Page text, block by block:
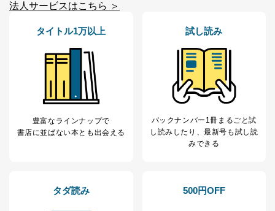
ｅメール等による商品、サービ
採用応募者の方の
個人情報
採用選考、ご連絡のため
当社の従業者の個
人情報
人事、総務などの雇用管理等のた
6
パートナー（提携
企業）からの委託
により当社の
定期購読サービス
購入商品配送のため
提携企業及びお客様がご購入され
た商品の発売元企業からのｅメー
ル等による商品、
サービス、キャンペーン等の広告
SNS公式アカウン
お問い合わせ対応、トラブル対
法人サービスはこちら ＞
タイトル1万以上
豊富なラインナップで
書店に並ばない本とも出会える
試し読み
バックナンバー1冊まるごと試
し読み したり、最新号も試し読
みできる
タダ読み 500円OFF